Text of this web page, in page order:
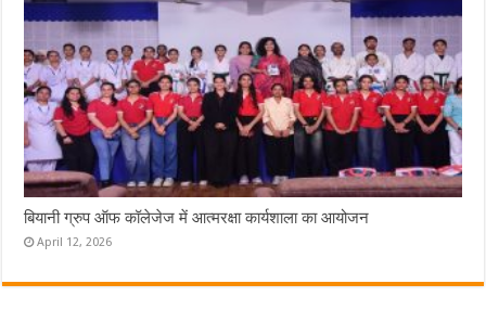
बियानी ग्रुप ऑफ कॉलेजेज में आत्मरक्षा कार्यशाला का आयोजन
April 12, 2026